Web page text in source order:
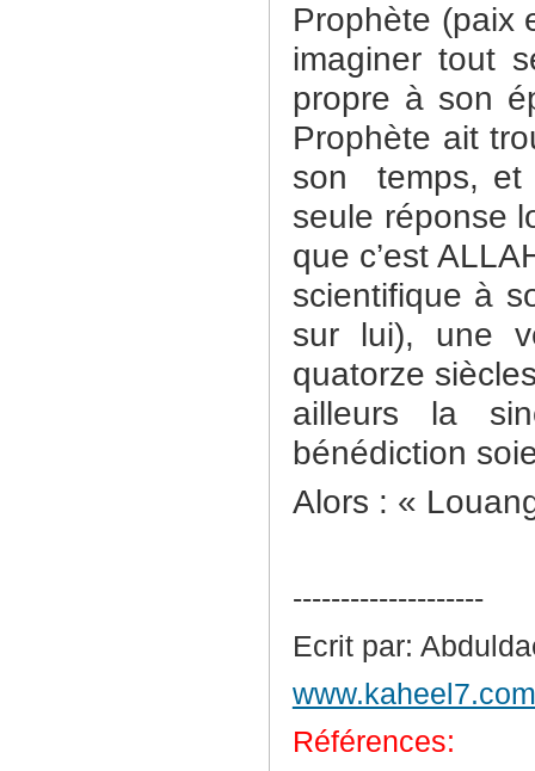
Prophète (paix
imaginer tout
propre à son
Prophète ait
son
temps, et
seule réponse
que c’est
scientifique à
sur lui), une
quatorze
ailleurs la
bénédiction
Alors : «
--------------------
Ecrit par:
Références: